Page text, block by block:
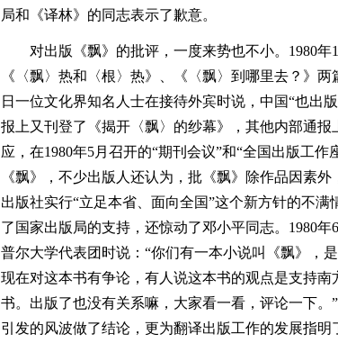
局和《译林》的同志表示了歉意。
对出版《飘》的批评，一度来势也不小。1980
《〈飘〉热和〈根〉热》、《〈飘〉到哪里去？》
日一位文化界知名人士在接待外宾时说，中国“也出
报上又刊登了《揭开〈飘〉的纱幕》，其他内部通
应，在1980年5月召开的“期刊会议”和“全国出版工
《飘》，不少出版人还认为，批《飘》除作品因素
出版社实行“立足本省、面向全国”这个新方针的不满
了国家出版局的支持，还惊动了邓小平同志。1980
普尔大学代表团时说：“你们有一本小说叫《飘》，
现在对这本书有争论，有人说这本书的观点是支持
书。出版了也没有关系嘛，大家看一看，评论一下
引发的风波做了结论，更为翻译出版工作的发展指明